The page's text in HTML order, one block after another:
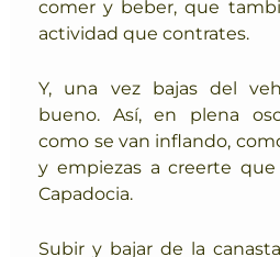
comer y beber, que
actividad que contrates.
Y, una vez bajas del
bueno. Así, en plena
como se van inflando,
y empiezas a creerte que
Capadocia.
Subir y bajar de la